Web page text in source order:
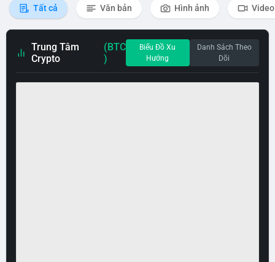
Tất cả Văn bản Hình ảnh Video
Trung Tâm
Crypto
(BTC
)
Biểu Đồ Xu
Hướng
Danh Sách Theo
Dõi